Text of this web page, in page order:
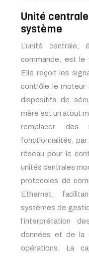
Unité
système
L’unité centrale,
commande, est le
Elle reçoit les
contrôle le moteur
dispositifs de
mère est un atout
remplacer des
fonctionnalités,
réseau pour le
unités centrales
protocoles de
Ethernet,
systèmes de
l’interprétation
données et de la
opérations. La